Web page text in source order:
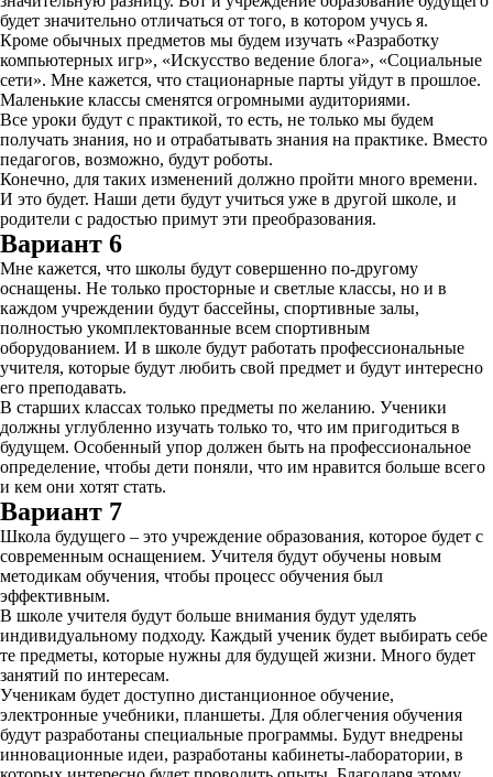
будет значительно отличаться от того, в котором учусь я.
Кроме обычных предметов мы будем изучать «Разработку
компьютерных игр», «Искусство ведение блога», «Социальные
сети». Мне кажется, что стационарные парты уйдут в прошлое.
Маленькие классы сменятся огромными аудиториями.
Все уроки будут с практикой, то есть, не только мы будем
получать знания, но и отрабатывать знания на практике. Вместо
педагогов, возможно, будут роботы.
Конечно, для таких изменений должно пройти много времени.
И это будет. Наши дети будут учиться уже в другой школе, и
родители с радостью примут эти преобразования.
Вариант 6
Мне кажется, что школы будут совершенно по-другому
оснащены. Не только просторные и светлые классы, но и в
каждом учреждении будут бассейны, спортивные залы,
полностью укомплектованные всем спортивным
оборудованием. И в школе будут работать профессиональные
учителя, которые будут любить свой предмет и будут интересно
его преподавать.
В старших классах только предметы по желанию. Ученики
должны углубленно изучать только то, что им пригодиться в
будущем. Особенный упор должен быть на профессиональное
определение, чтобы дети поняли, что им нравится больше всего
и кем они хотят стать.
Вариант 7
Школа будущего – это учреждение образования, которое будет с
современным оснащением. Учителя будут обучены новым
методикам обучения, чтобы процесс обучения был
эффективным.
В школе учителя будут больше внимания будут уделять
индивидуальному подходу. Каждый ученик будет выбирать себе
те предметы, которые нужны для будущей жизни. Много будет
занятий по интересам.
Ученикам будет доступно дистанционное обучение,
электронные учебники, планшеты. Для облегчения обучения
будут разработаны специальные программы. Будут внедрены
инновационные идеи, разработаны кабинеты-лаборатории, в